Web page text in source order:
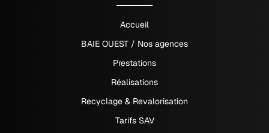
Accueil
BAIE OUEST / Nos agences
Prestations
Réalisations
Recyclage & Revalorisation
Tarifs SAV